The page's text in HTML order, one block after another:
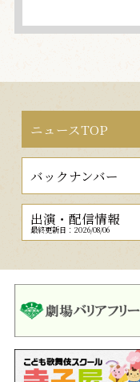
ニュースTOP
バックナンバー
出演・配信情報
最終更新日：2026/08/06